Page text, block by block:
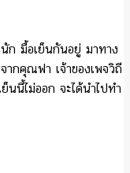
ก มื้อเย็นกันอยู่ มาทาง
กคุณฟา เจ้าของเพจวิถี
นนี้ไม่ออก จะได้นำไปทำ